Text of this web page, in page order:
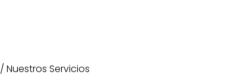
/ Nuestros Servicios